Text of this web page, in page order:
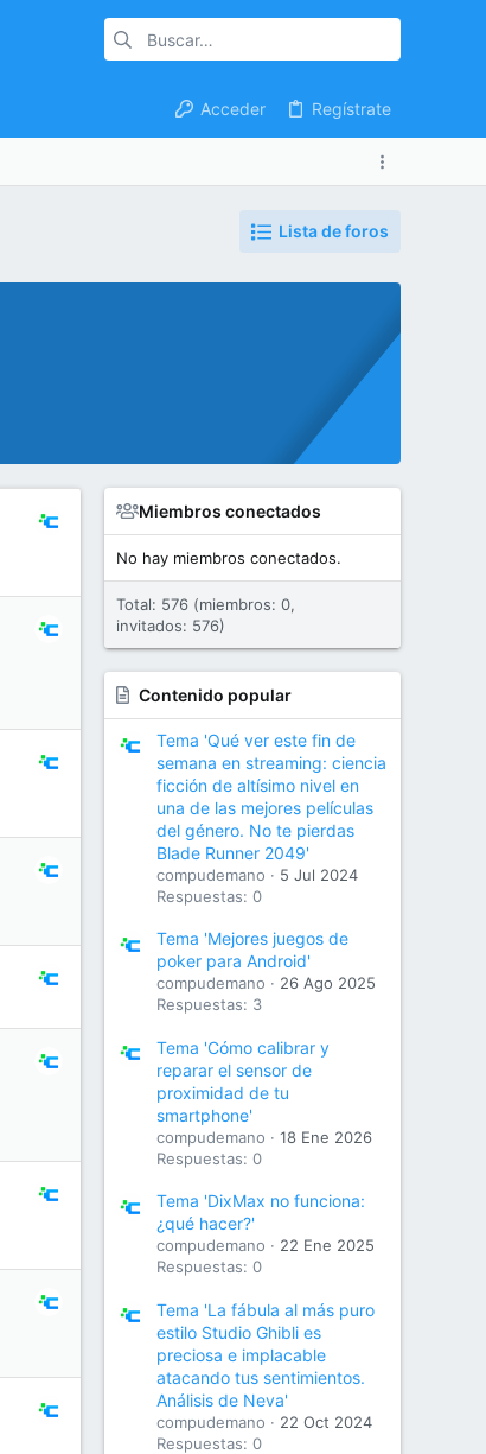
Acceder Regístrate
Lista de foros
Miembros conectados
No hay miembros conectados.
Total: 576 (miembros: 0,
invitados: 576)
Contenido popular
Tema 'Qué ver este fin de
semana en streaming: ciencia
ficción de altísimo nivel en
una de las mejores películas
del género. No te pierdas
Blade Runner 2049'
compudemano
5 Jul 2024
Respuestas: 0
Tema 'Mejores juegos de
poker para Android'
compudemano
26 Ago 2025
Respuestas: 3
Tema 'Cómo calibrar y
reparar el sensor de
proximidad de tu
smartphone'
compudemano
18 Ene 2026
Respuestas: 0
Tema 'DixMax no funciona:
¿qué hacer?'
compudemano
22 Ene 2025
Respuestas: 0
Tema 'La fábula al más puro
estilo Studio Ghibli es
preciosa e implacable
atacando tus sentimientos.
Análisis de Neva'
compudemano
22 Oct 2024
Respuestas: 0